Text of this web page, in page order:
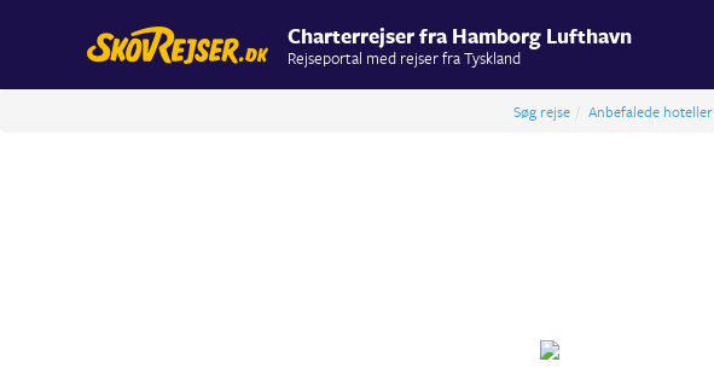
Charterrejser fra Hamborg Lufthavn
Rejseportal med rejser fra Tyskland
Søg rejse Anbefalede hoteller